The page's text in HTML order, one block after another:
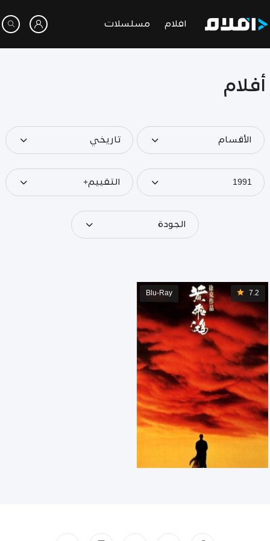
افلام مسلسلات
أفلام
الأقسام تاريخي
1991 التقييم+
الجودة
7.2
Blu-Ray